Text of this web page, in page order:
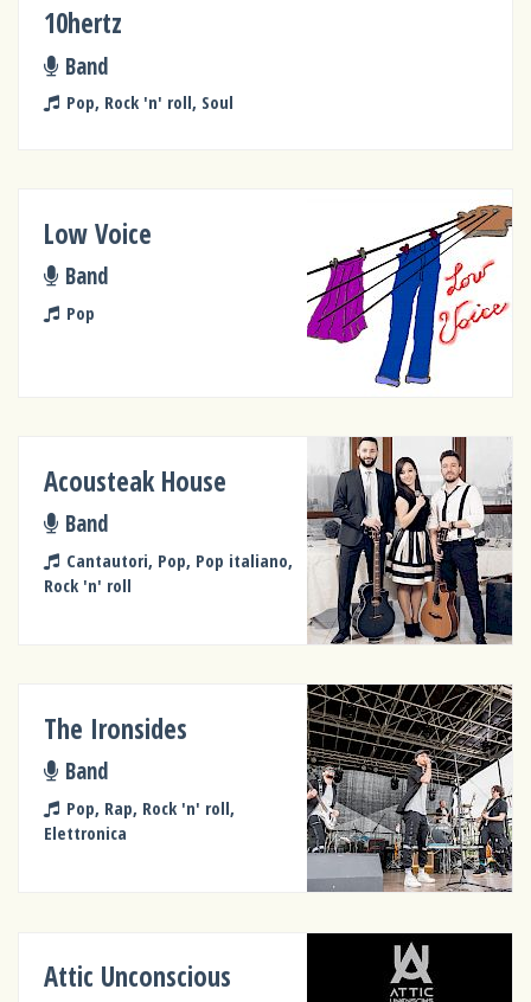
10hertz
Band
Pop, Rock 'n' roll, Soul
Low Voice
Band
Pop
Acousteak House
Band
Cantautori, Pop, Pop italiano,
Rock 'n' roll
The Ironsides
Band
Pop, Rap, Rock 'n' roll,
Elettronica
Attic Unconscious